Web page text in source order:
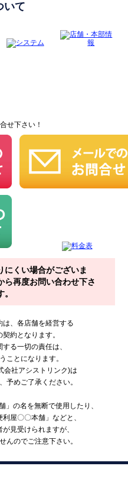
いて
にくい場合がございま
ら再度お問い合わせ下さ
、各店舗を経営する
約となります。
る一切の責任は、
ことになります。
会社アシストリンク)は
予めご了承ください。
の名を無断で使用したり、
屋〇〇本舗」などと、
見受けられますが、
んのでご注意下さい。